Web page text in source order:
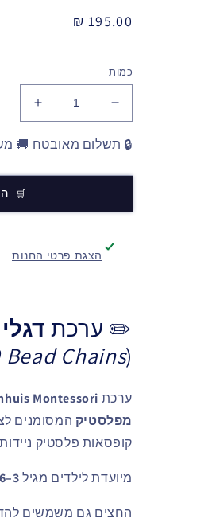
מחיר
195.00 ₪
כמות
🔒 תשלום מאובטח 🚚
הצגת פרטי החנות
✏️ ערכת דגלי
(
Chains
ערכת Montessori
מפלסטיק
קופסאות פלסטיק
מיועדת לילדים מגיל3–6 ומעלה
החצים גם משמשים